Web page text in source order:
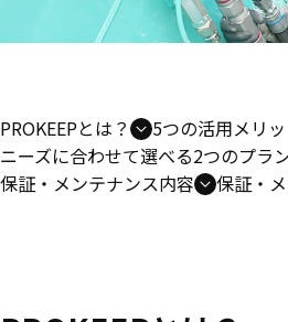
PROKEEPとは？
5つの活用メリ
ニーズに合わせて選べる2つのプラ
保証・メンテナンス内容
保証・